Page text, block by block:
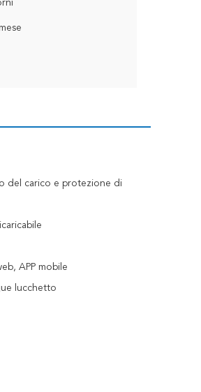
del carico e protezione di
APP mobile
lucchetto